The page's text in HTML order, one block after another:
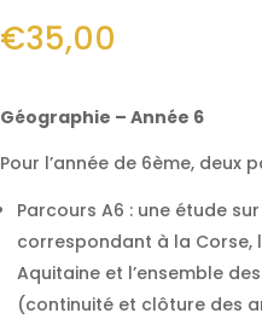
€35,00
Géographie – Année 6
Pour l’année de 6ème, deux
Parcours A6 : une étude
correspondant à la Corse,
Aquitaine et l’ensemble
(continuité et clôture des